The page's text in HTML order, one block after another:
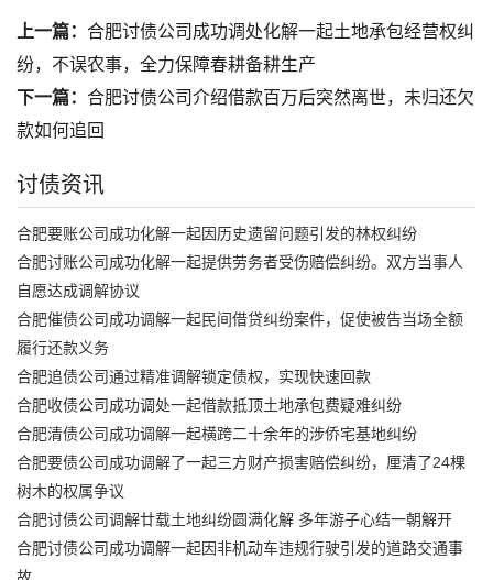
上一篇： 合肥讨债公司成功调处化解一起土地承包经营权纠
纷，不误农事，全力保障春耕备耕生产
下一篇： 合肥讨债公司介绍借款百万后突然离世，未归还欠
款如何追回
讨债资讯
合肥要账公司成功化解一起因历史遗留问题引发的林权纠纷
合肥讨账公司成功化解一起提供劳务者受伤赔偿纠纷。双方当事人
自愿达成调解协议
合肥催债公司成功调解一起民间借贷纠纷案件，促使被告当场全额
履行还款义务
合肥追债公司通过精准调解锁定债权，实现快速回款
合肥收债公司成功调处一起借款抵顶土地承包费疑难纠纷
合肥清债公司成功调解一起横跨二十余年的涉侨宅基地纠纷
合肥要债公司成功调解了一起三方财产损害赔偿纠纷，厘清了24棵
树木的权属争议
合肥讨债公司调解廿载土地纠纷圆满化解 多年游子心结一朝解开
合肥讨债公司成功调解一起因非机动车违规行驶引发的道路交通事